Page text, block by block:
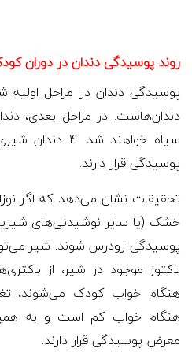
روند پوسیدگی دندان در دوران
پوسیدگی دندان در مراحل
دندان‌هاست. در مراحل بعدی،
سیاه خواهند
پوسیدگی قرار دارند.
تحقیقات نشان می‌دهد که اگر
خشک (یا سایر نوشیدنی‌های
پوسیدگی زودرس شوند. شیر
لاکتوز موجود در شیر، از
هنگام خواب کودک می‌شوند،
هنگام خواب کم است و به
معرض پوسیدگی قرار دارند.